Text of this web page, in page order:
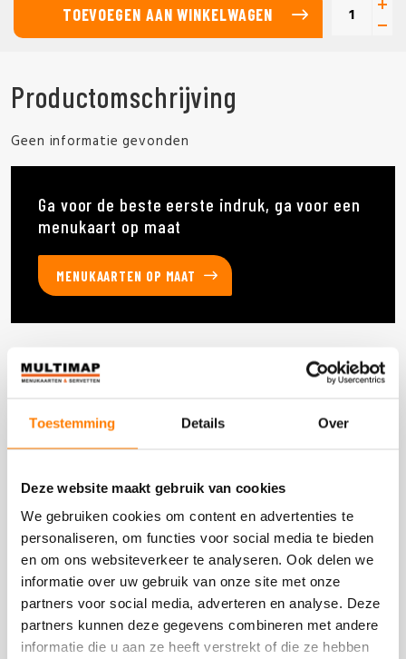
Toestemming Details Over
Deze website maakt gebruik van cookies
We gebruiken cookies om content en advertenties te
personaliseren, om functies voor social media te bieden
en om ons websiteverkeer te analyseren. Ook delen we
informatie over uw gebruik van onze site met onze
partners voor social media, adverteren en analyse. Deze
partners kunnen deze gegevens combineren met andere
informatie die u aan ze heeft verstrekt of die ze hebben
TOEVOEGEN AAN WINKELWAGEN
Productomschrijving
Geen informatie gevonden
Ga voor de beste eerste indruk, ga voor een
menukaart op maat
MENUKAARTEN OP MAAT
Deze producten heb je eerder bekeken